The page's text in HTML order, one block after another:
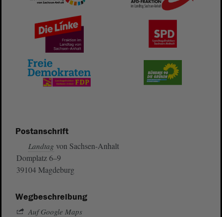
Postanschrift
Landtag von Sachsen-Anhalt
Domplatz 6–9
39104 Magdeburg
Wegbeschreibung
Auf Google Maps